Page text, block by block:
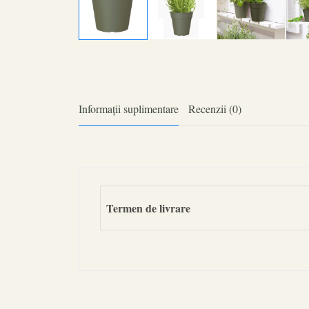
Informații suplimentare Recenzii (0)
Termen de livrare